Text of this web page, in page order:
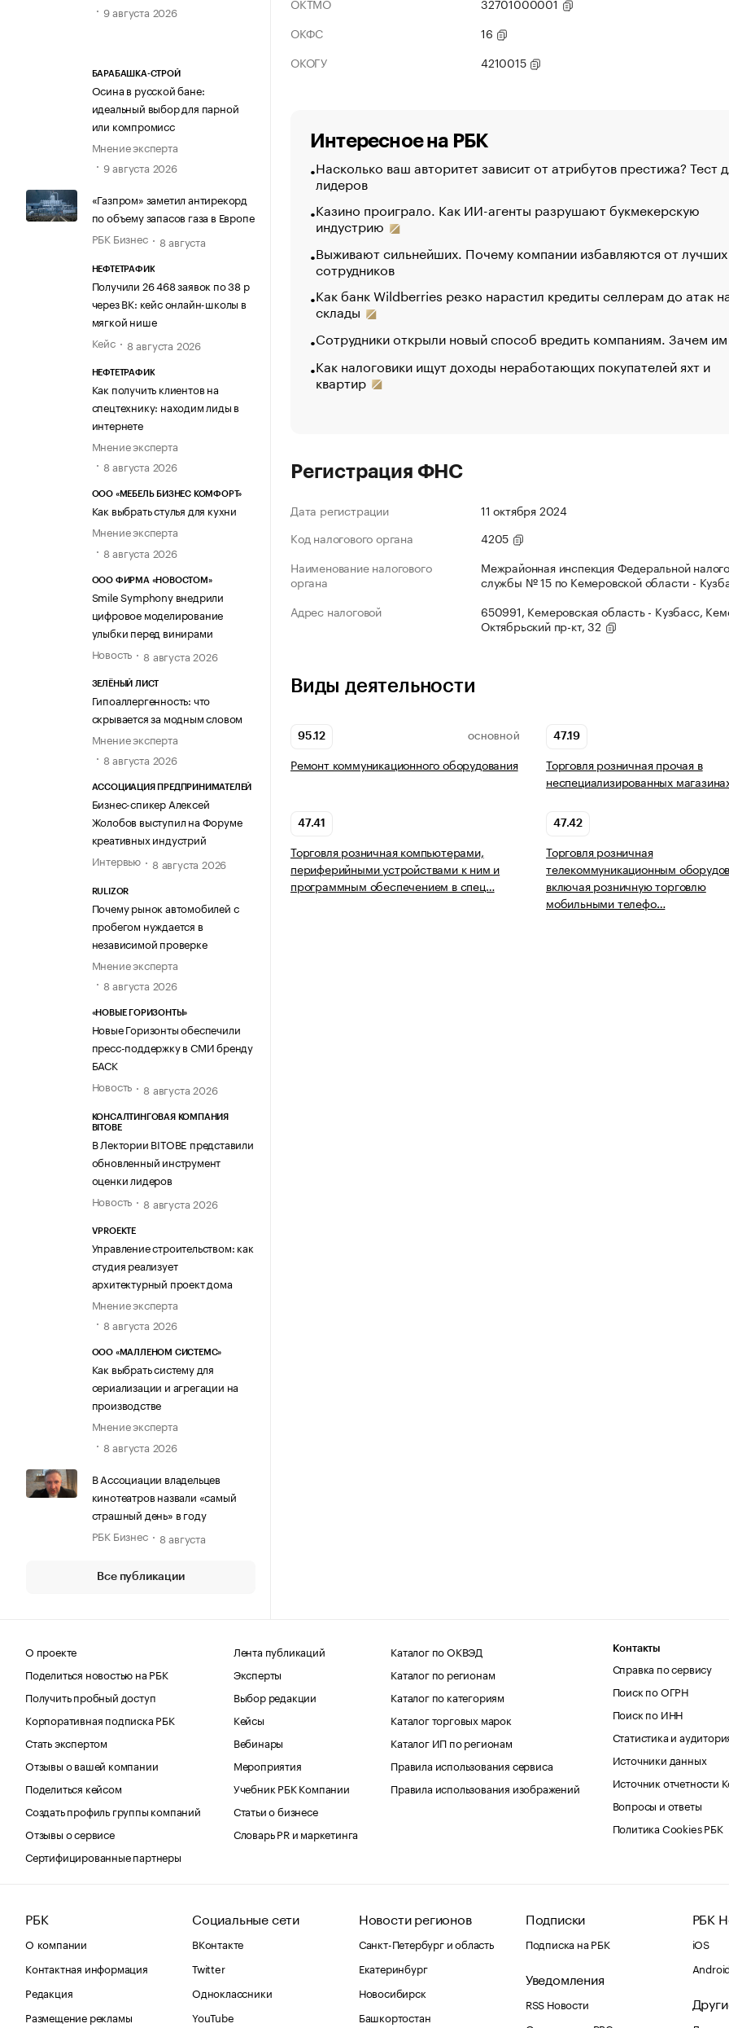
9 августа 2026
БАРАБАШКА-СТРОЙ
Осина в русской бане:
идеальный выбор для парной
или компромисс
Мнение эксперта
9 августа 2026
«Газпром» заметил антирекорд
по объему запасов газа в Европе
РБК Бизнес
8 августа
НЕФТЕТРАФИК
Получили 26 468 заявок по 38 р
через ВК: кейс онлайн-школы в
мягкой нише
Кейс
8 августа 2026
НЕФТЕТРАФИК
Как получить клиентов на
спецтехнику: находим лиды в
интернете
Мнение эксперта
8 августа 2026
ООО «МЕБЕЛЬ БИЗНЕС КОМФОРТ»
Как выбрать стулья для кухни
Мнение эксперта
8 августа 2026
ООО ФИРМА «НОВОСТОМ»
Smile Symphony внедрили
цифровое моделирование
улыбки перед винирами
Новость
8 августа 2026
ЗЕЛЁНЫЙ ЛИСТ
Гипоаллергенность: что
скрывается за модным словом
Мнение эксперта
8 августа 2026
АССОЦИАЦИЯ ПРЕДПРИНИМАТЕЛЕЙ
Бизнес-спикер Алексей
Жолобов выступил на Форуме
креативных индустрий
Интервью
8 августа 2026
RULIZOR
Почему рынок автомобилей с
пробегом нуждается в
независимой проверке
Мнение эксперта
8 августа 2026
«НОВЫЕ ГОРИЗОНТЫ»
Новые Горизонты обеспечили
пресс-поддержку в СМИ бренду
БАСК
Новость
8 августа 2026
КОНСАЛТИНГОВАЯ КОМПАНИЯ
BITOBE
В Лектории BITOBE представили
обновленный инструмент
оценки лидеров
Новость
8 августа 2026
VPROEKTE
Управление строительством: как
студия реализует
архитектурный проект дома
Мнение эксперта
8 августа 2026
ООО «МАЛЛЕНОМ СИСТЕМС»
Как выбрать систему для
сериализации и агрегации на
производстве
Мнение эксперта
8 августа 2026
В Ассоциации владельцев
кинотеатров назвали «самый
страшный день» в году
РБК Бизнес
8 августа
Все публикации
ОКФС
16
ОКОГУ
4210015
Интересное на РБК
Насколько ваш авторитет зависит от атрибутов престижа? Тест
лидеров
Казино проиграло. Как ИИ-агенты разрушают букмекерскую
индустрию
Выживают сильнейших. Почему компании избавляются от лучших
сотрудников
Как банк Wildberries резко нарастил кредиты селлерам до атак
склады
Сотрудники открыли новый способ вредить компаниям. Зачем
Как налоговики ищут доходы неработающих покупателей яхт и
квартир
Регистрация ФНС
Дата регистрации
11 октября 2024
Код налогового органа
4205
Наименование налогового
органа
Межрайонная инспекция Федеральной
службы № 15 по Кемеровской области -
Адрес налоговой
650991, Кемеровская область - Кузбасс,
Октябрьский пр-кт, 32
Виды деятельности
95.12 ОСНОВНОЙ
Ремонт коммуникационного оборудования
47.19
Торговля розничная прочая в
неспециализированных
47.41
Торговля розничная компьютерами,
периферийными устройствами к ним и
программным обеспечением в спец…
47.42
Торговля розничная
телекоммуникационным
включая розничную торговлю
мобильными телефо…
О проекте
Поделиться новостью на РБК
Получить пробный доступ
Корпоративная подписка РБК
Стать экспертом
Отзывы о вашей компании
Поделиться кейсом
Создать профиль группы компаний
Отзывы о сервисе
Сертифицированные партнеры
Лента публикаций
Эксперты
Выбор редакции
Кейсы
Вебинары
Мероприятия
Учебник РБК Компании
Статьи о бизнесе
Словарь PR и маркетинга
Каталог по ОКВЭД
Каталог по регионам
Каталог по категориям
Каталог торговых марок
Каталог ИП по регионам
Правила использования сервиса
Правила использования изображений
Контакты
Справка по сервису
Поиск по ОГРН
Поиск по ИНН
Статистика и
Источники данных
Источник отчетности
Вопросы и ответы
Политика Cookies РБК
РБК
О компании
Контактная информация
Редакция
Размещение рекламы
Социальные сети
ВКонтакте
Twitter
Одноклассники
YouTube
Новости регионов
Санкт-Петербург и область
Екатеринбург
Новосибирск
Башкортостан
Подписки
Подписка на РБК
Уведомления
RSS Новости
РБК
iOS